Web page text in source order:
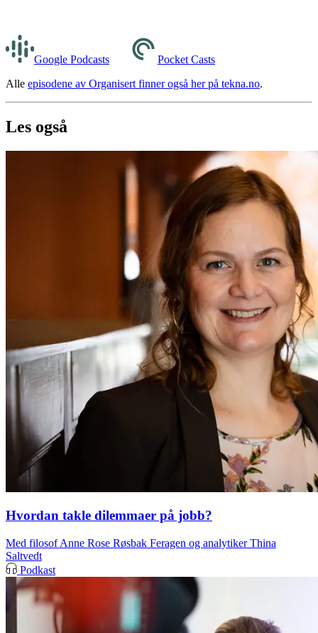
Google Podcasts
Pocket Casts
Alle episodene av Organisert finner også her på tekna.no.
Les også
Hvordan takle dilemmaer på jobb?
Med filosof Anne Rose Røsbak Feragen og analytiker Thina
Saltvedt
Podkast